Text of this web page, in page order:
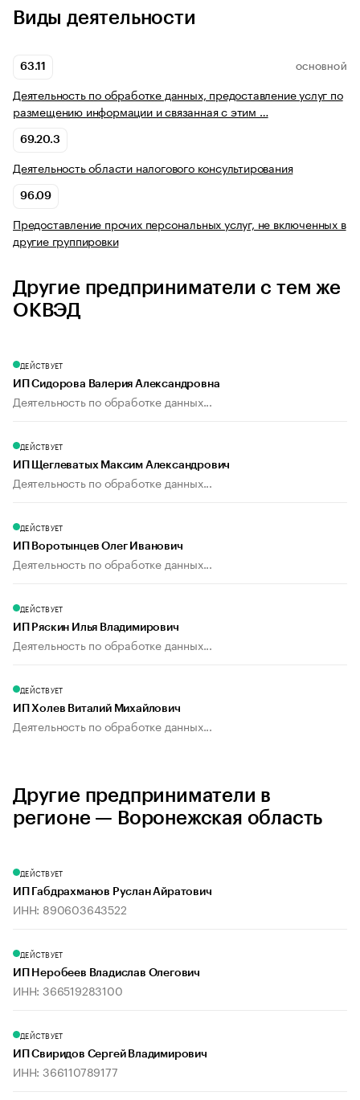
Виды деятельности
63.11 ОСНОВНОЙ
Деятельность по обработке данных, предоставление услуг по
размещению информации и связанная с этим …
69.20.3
Деятельность области налогового консультирования
96.09
Предоставление прочих персональных услуг, не включенных в
другие группировки
Другие предприниматели с тем же
ОКВЭД
ДЕЙСТВУЕТ
ИП Сидорова Валерия Александровна
Деятельность по обработке данных...
ДЕЙСТВУЕТ
ИП Щеглеватых Максим Александрович
Деятельность по обработке данных...
ДЕЙСТВУЕТ
ИП Воротынцев Олег Иванович
Деятельность по обработке данных...
ДЕЙСТВУЕТ
ИП Ряскин Илья Владимирович
Деятельность по обработке данных...
ДЕЙСТВУЕТ
ИП Холев Виталий Михайлович
Деятельность по обработке данных...
Другие предприниматели в
регионе — Воронежская область
ДЕЙСТВУЕТ
ИП Габдрахманов Руслан Айратович
ИНН: 890603643522
ДЕЙСТВУЕТ
ИП Неробеев Владислав Олегович
ИНН: 366519283100
ДЕЙСТВУЕТ
ИП Свиридов Сергей Владимирович
ИНН: 366110789177